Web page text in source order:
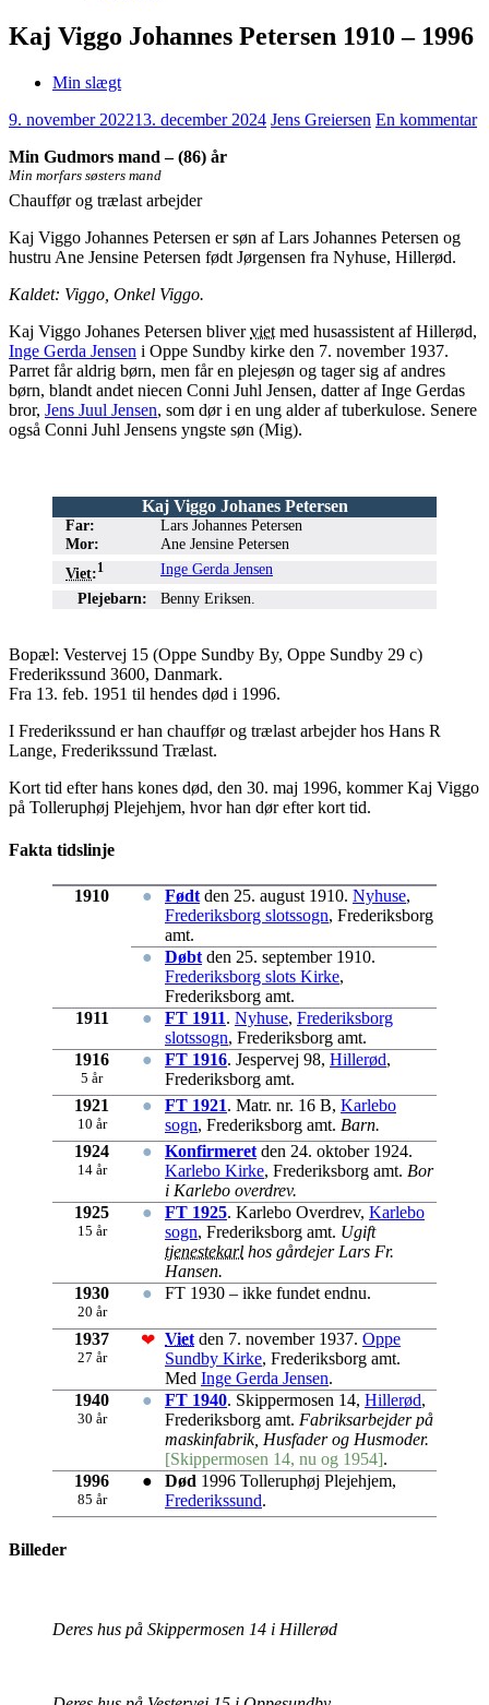
Kaj Viggo Johannes Petersen 1910 – 1996
Min slægt
9. november 202213. december 2024 Jens Greiersen En kommentar
Min Gudmors mand – (86) år
Min morfars søsters mand
Chauffør og trælast arbejder
Kaj Viggo Johannes Petersen er søn af Lars Johannes Petersen og
hustru Ane Jensine Petersen født Jørgensen fra Nyhuse, Hillerød.
Kaldet: Viggo, Onkel Viggo.
Kaj Viggo Johanes Petersen bliverviet med husassistent af Hillerød,
Inge Gerda Jensen i Oppe Sundby kirke den 7. november 1937.
Parret får aldrig børn, men får en plejesøn og tager sig af andres
børn, blandt andet niecen Conni Juhl Jensen, datter af Inge Gerdas
bror, Jens Juul Jensen, som dør i en ung alder af tuberkulose. Senere
også Conni Juhl Jensens yngste søn (Mig).
Kaj Viggo Johanes Petersen
Far:
Lars Johannes Petersen
Mor:
Ane Jensine Petersen
Viet:1 Inge Gerda Jensen
Plejebarn: Benny Eriksen.
Bopæl: Vestervej 15 (Oppe Sundby By, Oppe Sundby 29 c)
Frederikssund 3600, Danmark.
Fra 13. feb. 1951 til hendes død i 1996.
I Frederikssund er han chauffør og trælast arbejder hos Hans R
Lange, Frederikssund Trælast.
Kort tid efter hans kones død, den 30. maj 1996, kommer Kaj Viggo
på Tolleruphøj Plejehjem, hvor han dør efter kort tid.
Fakta tidslinje
1910 ● Født den 25. august 1910. Nyhuse,
Frederiksborg slotssogn, Frederiksborg
amt.
●
Døbt den 25. september 1910.
Frederiksborg slots Kirke,
Frederiksborg amt.
1911
● FT 1911. Nyhuse, Frederiksborg
slotssogn, Frederiksborg amt.
1916
5 år
● FT 1916. Jespervej 98, Hillerød,
Frederiksborg amt.
1921
10 år
● FT 1921. Matr. nr. 16 B, Karlebo
sogn, Frederiksborg amt. Barn.
1924
14 år
● Konfirmeret den 24. oktober 1924.
Karlebo Kirke, Frederiksborg amt. Bor
i Karlebo overdrev.
1925
15 år
● FT 1925. Karlebo Overdrev, Karlebo
sogn, Frederiksborg amt. Ugift
tjenestekarl hos gårdejer Lars Fr.
Hansen.
1930
20 år
● FT 1930 – ikke fundet endnu.
1937
27 år
❤ Viet den 7. november 1937. Oppe
Sundby Kirke, Frederiksborg amt.
Med Inge Gerda Jensen.
1940
30 år
● FT 1940. Skippermosen 14, Hillerød,
Frederiksborg amt. Fabriksarbejder på
maskinfabrik, Husfader og Husmoder.
[Skippermosen 14, nu og 1954].
1996
85 år
● Død 1996 Tolleruphøj Plejehjem,
Frederikssund.
Billeder
Deres hus på Skippermosen 14 i Hillerød